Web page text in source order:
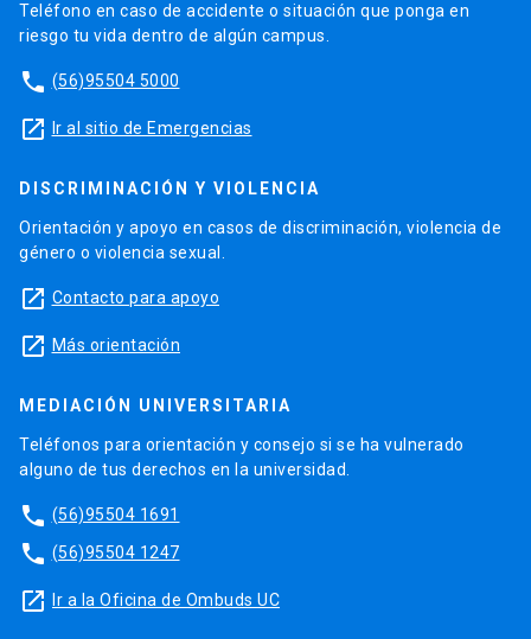
Teléfono en caso de accidente o situación que ponga en
riesgo tu vida dentro de algún campus.
phone (56)95504 5000
launch Ir al sitio de Emergencias
DISCRIMINACIÓN Y VIOLENCIA
Orientación y apoyo en casos de discriminación, violencia de
género o violencia sexual.
launch Contacto para apoyo
launch Más orientación
MEDIACIÓN UNIVERSITARIA
Teléfonos para orientación y consejo si se ha vulnerado
alguno de tus derechos en la universidad.
phone (56)95504 1691
phone (56)95504 1247
launch Ir a la Oficina de Ombuds UC